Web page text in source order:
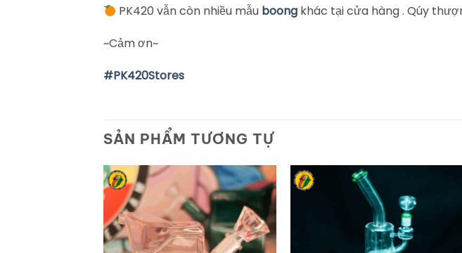
PK420 vẫn còn nhiều mẫu boong khác tại cửa hàng . Qúy
~Cảm ơn~
#PK420Stores
SẢN PHẨM TƯƠNG TỰ